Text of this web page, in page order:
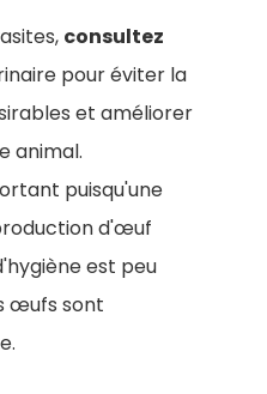
consultez
pour éviter la
et améliorer
animal.
puisqu'une
d'œuf
est peu
œufs sont